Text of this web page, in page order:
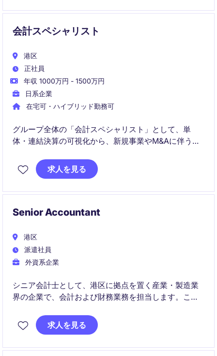
会計スペシャリスト
港区
正社員
年収 1000万円 - 1500万円
日系企業
在宅可・ハイブリッド勤務可
グループ全体の「会計スペシャリスト」として、単
体・連結決算の可視化から、新規事業やM&Aに伴う複
通貫で主導していただきます。経営陣と密に連携しな
がら事業成長を支える会計基盤・仕組みを自ら設計
求人を見る
Senior Accountant
港区
派遣社員
外資系企業
シニア会計士として、港区に拠点を置く産業・製造業
界の企業で、会計および財務業務を担当します。この
可能です。求人を見る